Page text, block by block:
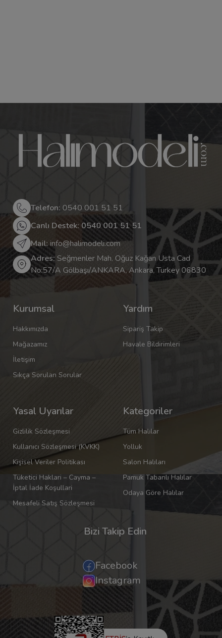
Telefon: 0540 001 51 51
Canlı Destek: 0540 001 51 51
Mail:info@halimodeli.com
Adres: Seğmenler Mah. Oğuz Kağan Usta Cad
No:57/A Gölbaşı/ANKARA, Ankara, Turkey 06830
Kurumsal
Hakkımızda
Mağazamız
İletişim
Sıkça Sorulan Sorular
Yardım
Sipariş Takip
Havale Bildirimleri
Yasal Uyarılar
Gizlilik Sözleşmesi
Kullanıcı Sözleşmesi (KVKK)
Kişisel Veriler Politikası
Tüketici Haklari – Cayma –
İptal İade Koşullari
Mesafeli Satış Sözleşmesi
Kategoriler
Tüm Halılar
Yolluk
Salon Halıları
Pamuk Tabanlı Halılar
Odaya Göre Halılar
Bizi Takip Edin
Facebook
Instagram